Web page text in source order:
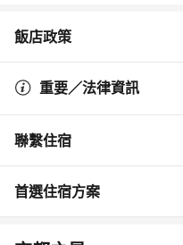
飯店政策
重要／法律資訊
聯繫住宿
首選住宿方案